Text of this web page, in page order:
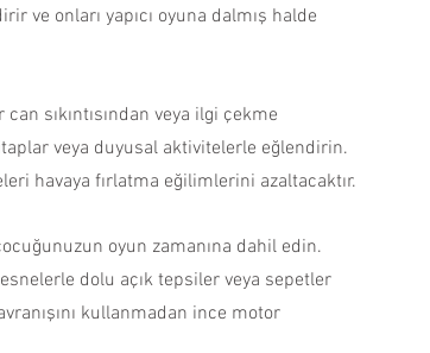
ve onları yapıcı oyuna dalmış halde
sıkıntısından veya ilgi çekme
veya duyusal aktivitelerle eğlendirin.
havaya fırlatma eğilimlerini azaltacaktır.
oyun zamanına dahil edin.
dolu açık tepsiler veya sepetler
kullanmadan ince motor